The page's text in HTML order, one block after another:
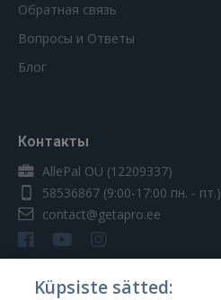
Обратная связь
Вопросы и Ответы
Блог
Контакты
AllePal OÜ (12209337)
58536867 (9:00-17:00 пн. - пт.)
contact@getapro.ee
Küpsiste sätted: